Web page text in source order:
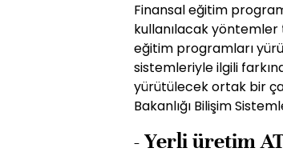
Finansal eğitim
kullanılacak
eğitim programları
sistemleriyle ilgili
yürütülecek ortak bir
Bakanlığı Bilişim
- Yerli üretim